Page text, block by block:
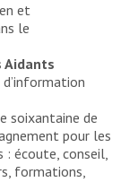
et
le
Aidants
soixantaine de
pour les
: écoute, conseil,
formations,